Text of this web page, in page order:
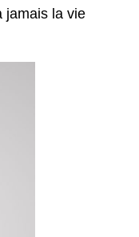
jamais la vie